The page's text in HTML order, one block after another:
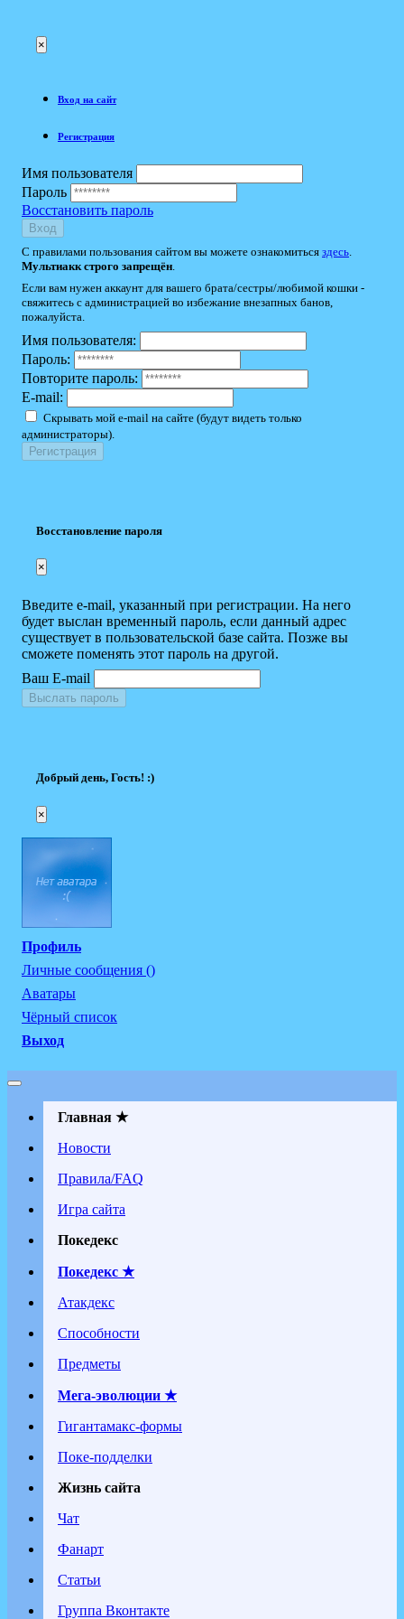
×
Вход на сайт
Регистрация
Имя пользователя
Пароль
Восстановить пароль
Вход
С правилами пользования сайтом вы можете ознакомиться здесь
Мультиакк строго запрещён
Если вам нужен аккаунт для вашего брата/сестры/любимой кошки -
свяжитесь с администрацией во избежание внезапных банов,
пожалуйста.
Имя пользователя:
Пароль:
Повторите пароль:
E-mail:
Скрывать мой e-mail на сайте (будут видеть только
администраторы).
Восстановление пароля
×
Введите e-mail, указанный при регистрации. На него
будет выслан временный пароль, если данный адрес
существует в пользовательской базе сайта. Позже вы
сможете поменять этот пароль на другой.
Ваш E-mail
Выслать пароль
Добрый день, Гость! :)
×
Профиль
Личные сообщения ()
Аватары
Чёрный список
Выход
Главная ★
Новости
Правила/FAQ
Игра сайта
Покедекс
Покедекс ★
Атакдекс
Способности
Предметы
Мега-эволюции ★
Гигантамакс-формы
Поке-подделки
Жизнь сайта
Чат
Фанарт
Статьи
Группа Вконтакте